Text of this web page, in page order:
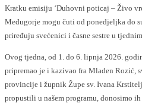
Kratku emisiju ‘Duhovni poticaj – Živo
Međugorje mogu čuti od ponedjeljka do
priređuju svećenici i časne sestre u
Ovog tjedna, od 1. do 6. lipnja 2026.
pripremao je i kazivao fra Mladen Rozić,
provincije i župnik Župe sv. Ivana
propustili u našem programu, donosimo